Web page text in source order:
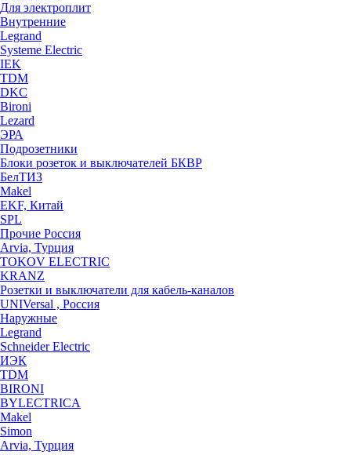
Для электроплит
Внутренние
Legrand
Systeme Electric
IEK
TDM
DKC
Bironi
Lezard
ЭРА
Подрозетники
Блоки розеток и выключателей БКВР
БелТИЗ
Makel
EKF, Китай
SPL
Прочие Россия
Arvia, Турция
TOKOV ELECTRIC
KRANZ
Розетки и выключатели для кабель-каналов
UNIVersal , Россия
Наружные
Legrand
Schneider Electric
ИЭК
TDM
BIRONI
BYLECTRICA
Makel
Simon
Arvia, Турция